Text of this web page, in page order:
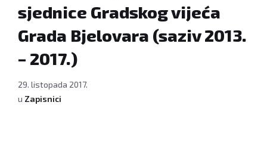
sjednice Gradskog vijeća
Grada Bjelovara (saziv 2013.
– 2017.)
29. listopada 2017.
u Zapisnici